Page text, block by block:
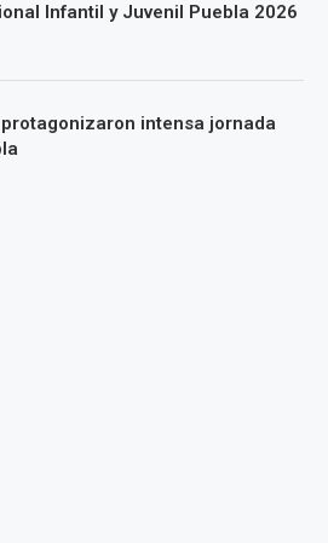
Infantil y Juvenil Puebla 2026
intensa jornada